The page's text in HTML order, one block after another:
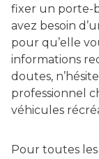
fixer un porte-
avez besoin
pour qu’elle
informations
doutes,
professionnel
véhicules
Pour toutes